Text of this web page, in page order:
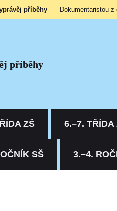
příběhy Dokumentaristou z
ZŠ 6.–7. TŘÍDA
SŠ 3.–4.